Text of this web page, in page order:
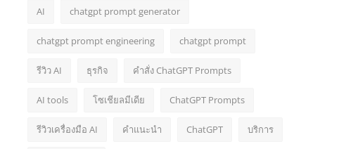
AI chatgpt prompt generator
chatgpt prompt engineering chatgpt prompt
รีวิว AI ธุรกิจ คำสั่ง ChatGPT Prompts
AI tools โซเชียลมีเดีย ChatGPT Prompts
รีวิวเครื่องมือ AI คำแนะนำ ChatGPT บริการ